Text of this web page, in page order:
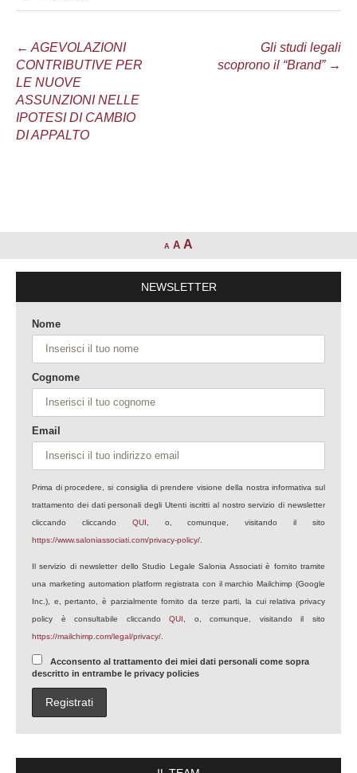
Navigazione
articolo
← AGEVOLAZIONI
CONTRIBUTIVE PER
LE NUOVE
ASSUNZIONI NELLE
IPOTESI DI CAMBIO
DI APPALTO
Gli studi legali
scoprono il “Brand” →
A A A
NEWSLETTER
Nome
Cognome
Email
Prima di procedere, si consiglia di prendere visione della nostra informativa sul
trattamento dei dati personali degli Utenti iscritti al nostro servizio di newsletter
cliccando cliccando QUI , o, comunque, visitando il sito
https://www.saloniassociati.com/privacy-policy/
Il servizio di newsletter dello Studio Legale Salonia Associati è fornito tramite
una marketing automation platform registrata con il marchio Mailchimp (Google
Inc.), e, pertanto, è parzialmente fornito da terze parti, la cui relativa privacy
policy è consultabile cliccandoQUI
, o, comunque, visitando il sito
https://mailchimp.com/legal/privacy/
Acconsento al trattamento dei miei dati personali come sopra
descritto in entrambe le privacy policies